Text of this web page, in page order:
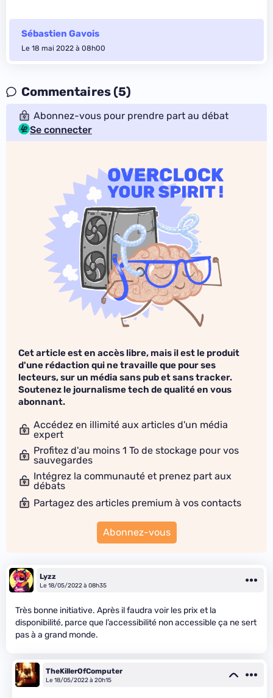
Sébastien Gavois
Le 18 mai 2022 à 08h00
Commentaires (5)
Abonnez-vous pour prendre part au débat
Se connecter
Cet article est en accès libre, mais il est le produit
d'une rédaction qui ne travaille que pour ses
lecteurs, sur un média sans pub et sans tracker.
Soutenez le journalisme tech de qualité en vous
abonnant.
Accédez en illimité aux articles d'un média
expert
Profitez d'au moins 1 To de stockage pour vos
sauvegardes
Intégrez la communauté et prenez part aux
débats
Partagez des articles premium à vos contacts
Abonnez-vous
Lyzz
Le 18/05/2022 à 08h35
Très bonne initiative. Après il faudra voir les prix et la
disponibilité, parce que l’accessibilité non accessible ça ne sert
pas à a grand monde.
TheKillerOfComputer
Le 18/05/2022 à 20h15